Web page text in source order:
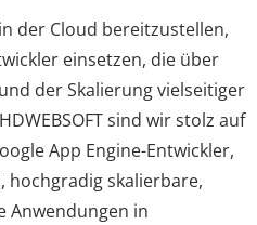
der Cloud bereitzustellen,
einsetzen, die über
der Skalierung vielseitiger
sind wir stolz auf
App Engine-Entwickler,
hochgradig skalierbare,
Anwendungen in